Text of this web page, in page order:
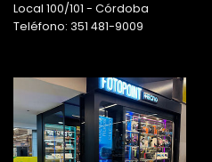
Local 100/101 - Córdoba
Teléfono: 351 481-9009